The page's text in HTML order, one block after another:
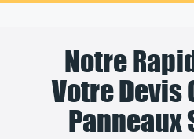
Notre
Votre Devis
Panneaux